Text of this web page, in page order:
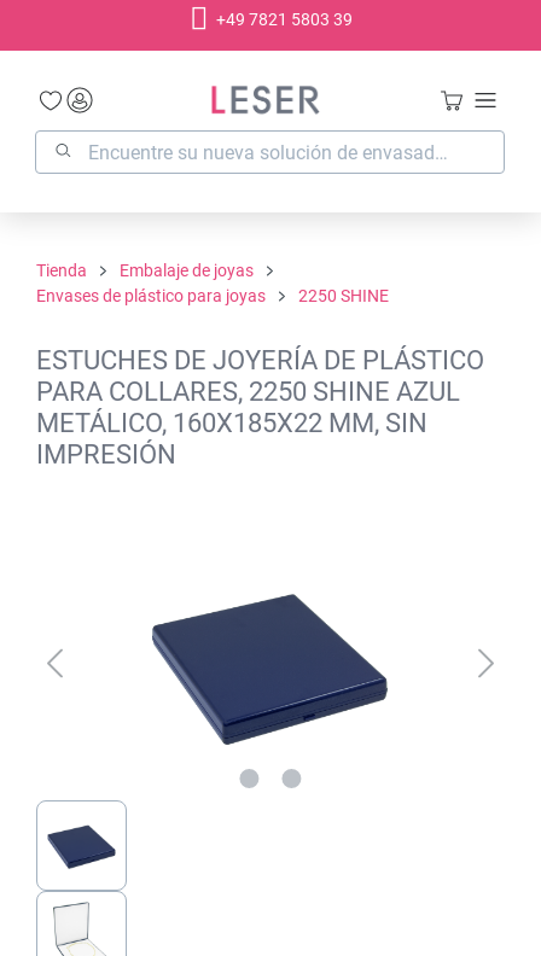
+49 7821 5803 39
Tienda
Embalaje de joyas
Envases de plástico para joyas
2250 SHINE
ESTUCHES DE JOYERÍA DE PLÁSTICO
PARA COLLARES, 2250 SHINE AZUL
METÁLICO, 160X185X22 MM, SIN
IMPRESIÓN